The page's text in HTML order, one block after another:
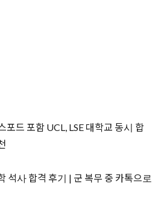
포드 포함 UCL, LSE 대학교 동시 합
석사 합격 후기 | 군 복무 중 카톡으로